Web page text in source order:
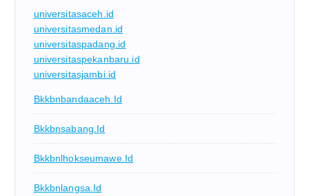
universitasaceh.id
universitasmedan.id
universitaspadang.id
universitaspekanbaru.id
universitasjambi.id
Bkkbnbandaaceh.id
Bkkbnsabang.id
Bkkbnlhokseumawe.id
Bkkbnlangsa.id